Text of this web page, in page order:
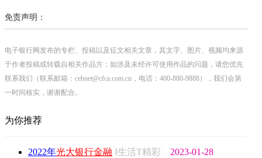
免责声明：
电子银行网发布的专栏、投稿以及征文相关文章，其文字、图片、视频均来源
于作者投稿或转载自相关作品方；如涉及未经许可使用作品的问题，请您优先
联系我们（联系邮箱：cebnet@cfca.com.cn，电话：400-880-9888），我们会第
一时间核实，谢谢配合。
为你推荐
2022年光大银行金融 I生活T精彩 2023-01-28